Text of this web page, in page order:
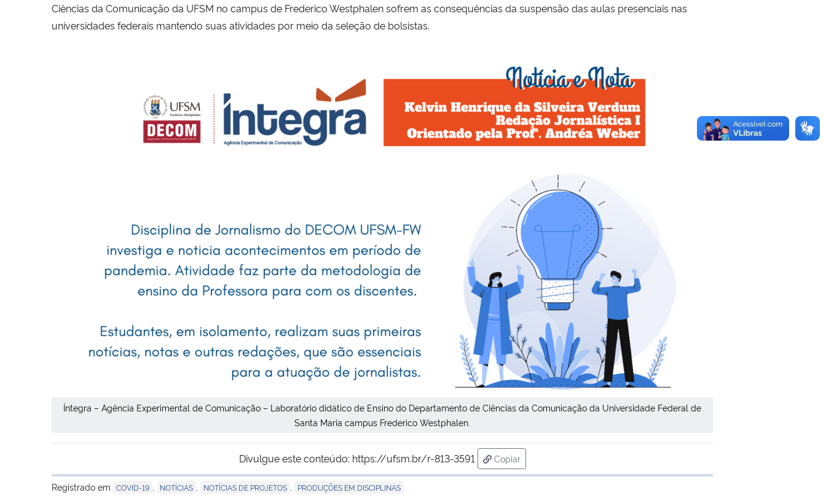
Ciências da Comunicação da UFSM no campus de Frederico Westphalen sofrem as consequências da suspensão das aulas presenciais nas
universidades federais mantendo suas atividades por meio da seleção de bolsistas.
Íntegra – Agência Experimental de Comunicação – Laboratório didático de Ensino do Departamento de Ciências da Comunicação da Universidade Federal de
Santa Maria campus Frederico Westphalen.
Divulgue este conteúdo: https://ufsm.br/r-813-3591
Copiar
para área de transferência
Registrado em COVID-19 NOTÍCIAS NOTÍCIAS DE PROJETOS PRODUÇÕES EM DISCIPLINAS